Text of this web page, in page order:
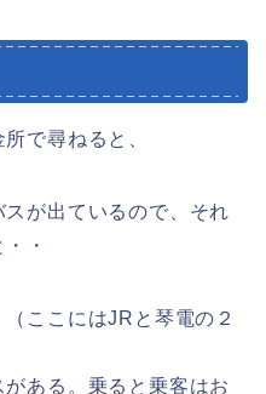
で尋ねると、
が出ているので、それ
・
ここにはJRと琴電の２
ある。乗ると乗客はお